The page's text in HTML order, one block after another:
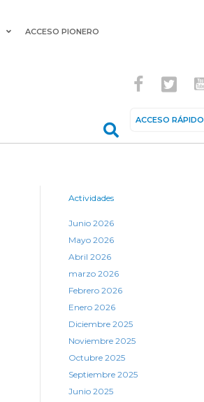
ACCESO PIONERO
ACCESO RÁPIDO
Actividades
Junio 2026
Mayo 2026
Abril 2026
marzo 2026
Febrero 2026
Enero 2026
Diciembre 2025
Noviembre 2025
Octubre 2025
Septiembre 2025
Junio 2025